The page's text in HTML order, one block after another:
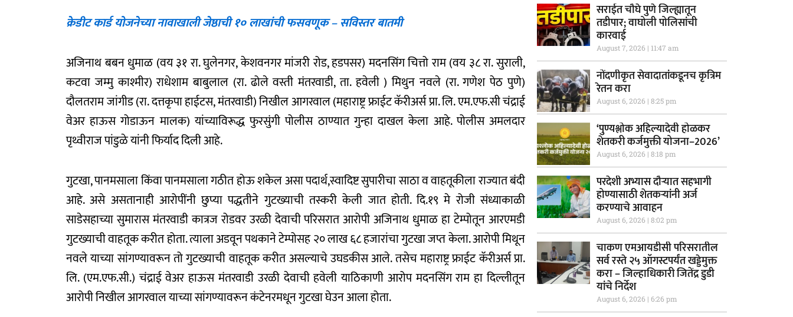
क्रेडीट कार्ड योजनेच्या नावाखाली जेष्ठाची १० लाखांची फसवणूक – सविस्तर बातमी
अजिनाथ बबन धुमाळ (वय ३१ रा. घुलेनगर, केशवनगर मांजरी रोड, हडपसर) मदनसिंग चित्तो राम (वय ३८ रा. सुराली,
कटवा जम्मु काश्मीर) राधेशाम बाबुलाल (रा. ढोले वस्ती मंतरवाडी, ता. हवेली ) मिथुन नवले (रा. गणेश पेठ पुणे)
दौलतराम जांगीड (रा. दत्तकृपा हाईटस, मंतरवाडी) निखील आगरवाल (महाराष्ट्र फ्राईट कॅरीअर्स प्रा. लि. एम.एफ.सी चंद्राई
वेअर हाऊस गोडाऊन मालक) यांच्याविरूद्ध फुरसुंगी पोलीस ठाण्यात गुन्हा दाखल केला आहे. पोलीस अमलदार
पृथ्वीराज पांडुळे यांनी फिर्याद दिली आहे.
गुटखा, पानमसाला किंवा पानमसाला गठीत होऊ शकेल असा पदार्थ,स्वादिष्ट सुपारीचा साठा व वाहतूकीला राज्यात बंदी
आहे. असे असतानाही आरोपींनी छुप्या पद्धतीने गुटख्याची तस्करी केली जात होती. दि.१९ मे रोजी संध्याकाळी
साडेसहाच्या सुमारास मंतरवाडी कात्रज रोडवर उरळी देवाची परिसरात आरोपी अजिनाथ धुमाळ हा टेम्पोतून आरएमडी
गुटख्याची वाहतूक करीत होता. त्याला अडवून पथकाने टेम्पोसह २० लाख ६८ हजारांचा गुटखा जप्त केला. आरोपी मिथून
नवले याच्या सांगण्यावरून तो गुटख्याची वाहतूक करीत असल्याचे उघडकीस आले. तसेच महाराष्ट्र फ्राईट कॅरीअर्स प्रा.
लि. (एम.एफ.सी.) चंद्राई वेअर हाऊस मंतरवाडी उरळी देवाची हवेली याठिकाणी आरोप मदनसिंग राम हा दिल्लीतून
आरोपी निखील आगरवाल याच्या सांगण्यावरून कंटेनरमधून गुटखा घेउन आला होता.
सराईत चौघे पुणे जिल्ह्यातून
तडीपार; वाघोली पोलिसांची
कारवाई
August 7, 2026 11:47 am
नोंदणीकृत सेवादातांकडूनच कृत्रिम
रेतन करा
August 6, 2026 8:25 pm
‘पुण्यश्लोक अहिल्यादेवी होळकर
शेतकरी कर्जमुक्ती योजना–2026’
August 6, 2026 8:18 pm
परदेशी अभ्यास दौऱ्यात सहभागी
होण्यासाठी शेतकऱ्यांनी अर्ज
करण्याचे आवाहन
August 6, 2026 8:02 pm
चाकण एमआयडीसी परिसरातील
सर्व रस्ते २५ ऑगस्टपर्यंत खड्डेमुक्त
करा – जिल्हाधिकारी जितेंद्र डुडी
यांचे निर्देश
August 6, 2026 6:26 pm